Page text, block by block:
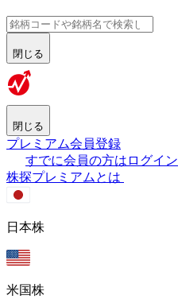
閉じる
閉じる
プレミアム会員登録
すでに会員の方はログイン
株探プレミアムとは
日本株
米国株